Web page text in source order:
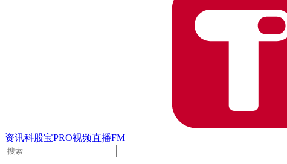
资讯科股宝PRO视频直播FM